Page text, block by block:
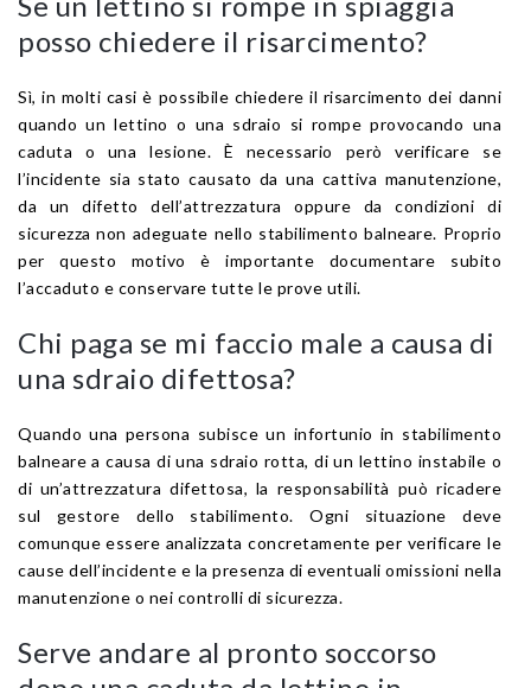
posso chiedere il risarcimento?
Sì, in molti casi è possibile chiedere il risarcimento dei danni
quando un lettino o una sdraio si rompe provocando una
caduta o una lesione. È necessario però verificare se
l’incidente sia stato causato da una cattiva manutenzione,
da un difetto dell’attrezzatura oppure da condizioni di
sicurezza non adeguate nello stabilimento balneare. Proprio
per questo motivo è importante documentare subito
l’accaduto e conservare tutte le prove utili.
Chi paga se mi faccio male a causa di
una sdraio difettosa?
Quando una persona subisce un infortunio in stabilimento
balneare a causa di una sdraio rotta, di un lettino instabile o
di un’attrezzatura difettosa, la responsabilità può ricadere
sul gestore dello stabilimento. Ogni situazione deve
comunque essere analizzata concretamente per verificare le
cause dell’incidente e la presenza di eventuali omissioni nella
manutenzione o nei controlli di sicurezza.
Serve andare al pronto soccorso